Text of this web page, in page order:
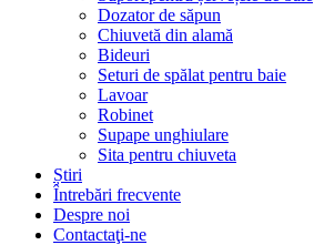
Dozator de săpun
Chiuvetă din alamă
Bideuri
Seturi de spălat pentru baie
Lavoar
Robinet
Supape unghiulare
Sita pentru chiuveta
Știri
Întrebări frecvente
Despre noi
Contactaţi-ne